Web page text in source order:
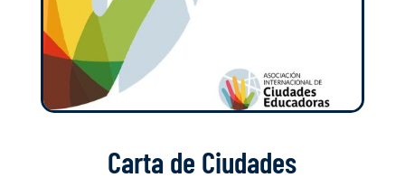
Carta de Ciudades